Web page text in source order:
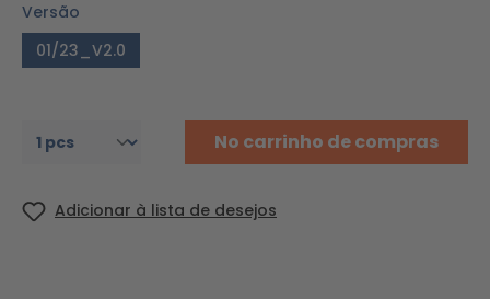
Versão
01/23_V2.0
No carrinho de compras
Adicionar à lista de desejos